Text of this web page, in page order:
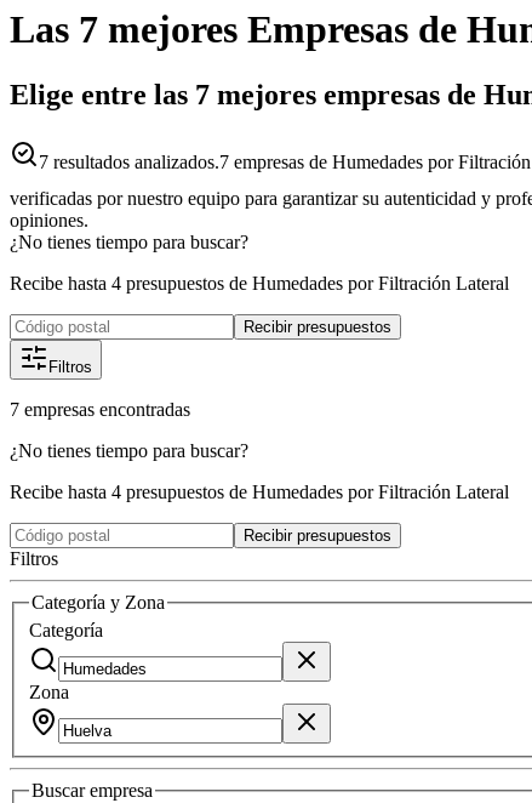
Las 7 mejores Empresas de
Elige entre las 7 mejores empresas de
7 resultados analizados.7 empresas de Humedades por
verificadas por nuestro equipo para garantizar su autenticidad y
opiniones.
¿No tienes tiempo para buscar?
Recibe hasta 4 presupuestos de Humedades por Filtración Lateral
Recibir presupuestos
Filtros
7 empresas encontradas
¿No tienes tiempo para buscar?
Recibe hasta 4 presupuestos de Humedades por Filtración Lateral
Recibir presupuestos
Filtros
Categoría y Zona
Categoría
Zona
Buscarempresa